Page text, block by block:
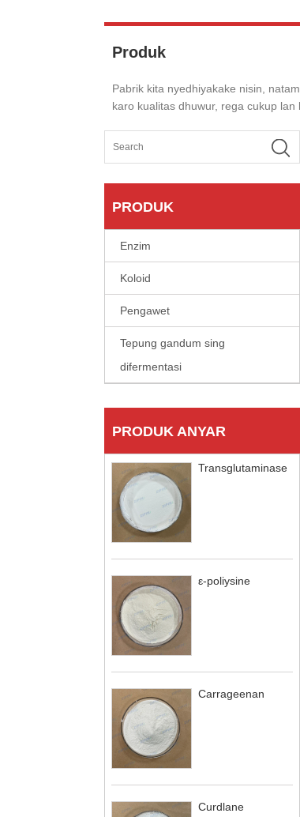
Produk
Pabrik kita nyedhiyakake nisin,
karo kualitas dhuwur, rega cukup lan
PRODUK
Enzim
Koloid
Pengawet
Tepung gandum sing
difermentasi
PRODUK ANYAR
Transglutaminase
ε-poliysine
Carrageenan
Curdlane